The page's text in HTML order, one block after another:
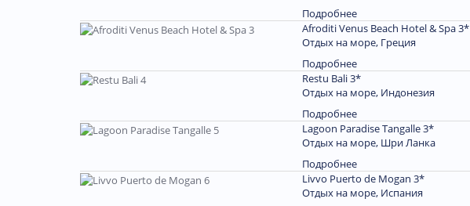
Подробнее
Afroditi Venus Beach Hotel & Spa 3*
Отдых на море, Греция
Подробнее
Restu Bali 3*
Отдых на море, Индонезия
Подробнее
Lagoon Paradise Tangalle 3*
Отдых на море, Шри Ланка
Подробнее
Livvo Puerto de Mogan 3*
Отдых на море, Испания